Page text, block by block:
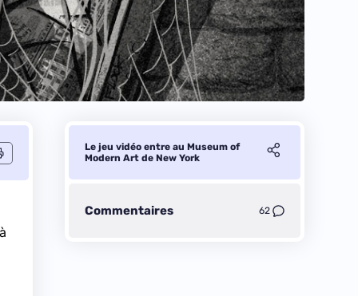
Le jeu vidéo entre au Museum of
Modern Art de New York
Commentaires 62